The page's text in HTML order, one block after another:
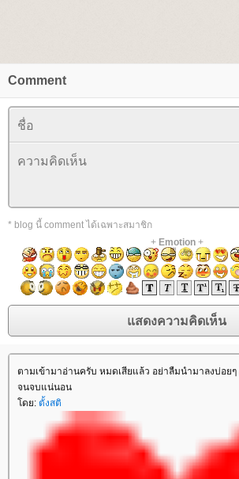
Comment
* blog นี้ comment ได้เฉพาะสมาชิก
+ Emotion+
ตามเข้ามาอ่านครับ หมดเสียแล้ว อย่าลืมนำมาลงบ่อย
จนจบแน่นอน
ดย: ตั้งสติ